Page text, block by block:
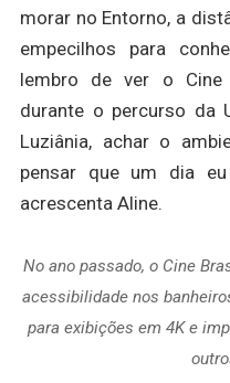
morar no Entorno, a
empecilhos para
lembro de ver o Cine
durante o percurso da
Luziânia, achar o
pensar que um dia
acrescenta Aline.
No ano passado, o Cine
acessibilidade nos
para exibições em 4K e